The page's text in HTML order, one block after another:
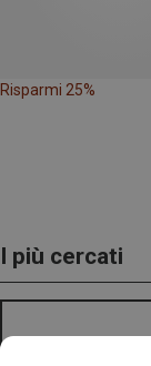
Risparmi 25%
I più cercati